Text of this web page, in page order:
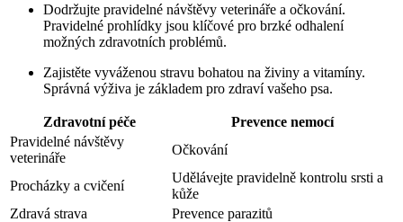
Dodržujte pravidelné návštěvy veterináře a očkování.
Pravidelné prohlídky jsou klíčové pro brzké odhalení
možných zdravotních problémů.
Zajistěte vyváženou stravu bohatou na živiny a vitamíny.
Správná výživa je základem pro zdraví vašeho psa.
Zdravotní péče
Prevence nemocí
Pravidelné návštěvy
veterináře
Očkování
Procházky a cvičení
Udělávejte pravidelně kontrolu srsti a
kůže
Zdravá strava
Prevence parazitů